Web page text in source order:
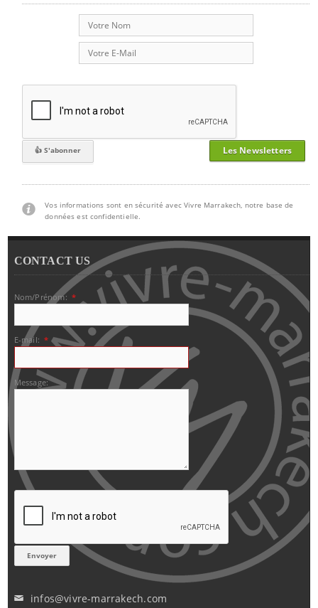
Les Newsletters
Vos informations sont en sécurité avec Vivre Marrakech, notre base de
données est confidentielle.
CONTACT US
Nom/Prénom: *
E-mail: *
Message:
✉ infos@vivre-marrakech.com